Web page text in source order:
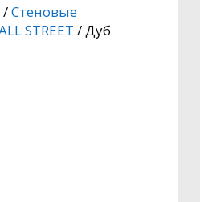
/Стеновые
STREET / Дуб